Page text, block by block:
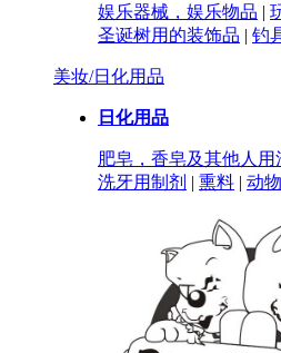
娱乐器械，娱乐物品 |
圣诞树用的装饰品 | 钓
美妆/日化用品
日化用品
肥皂，香皂及其他人
洗牙用制剂 | 熏料 | 动